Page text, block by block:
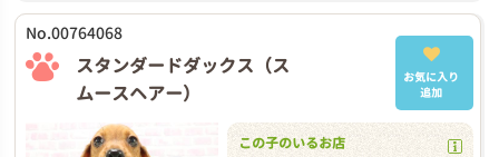
No.00764068
スタンダードダックス（ス
ムースヘアー）
お気に入り
追加
この子のいるお店